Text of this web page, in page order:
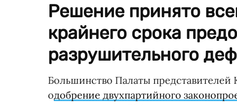
Решение принято
крайнего срока
разрушительного
Большинство Палаты
одобрение двухпартийного